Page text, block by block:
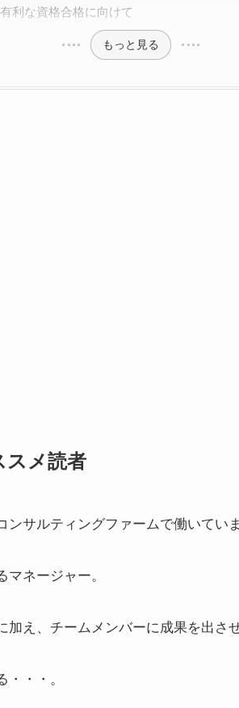
利な資格合格に向けて
もっと見る
スメ読者
サルティングファームで働いていま
ネージャー。
え、チームメンバーに成果を出さ
・・。